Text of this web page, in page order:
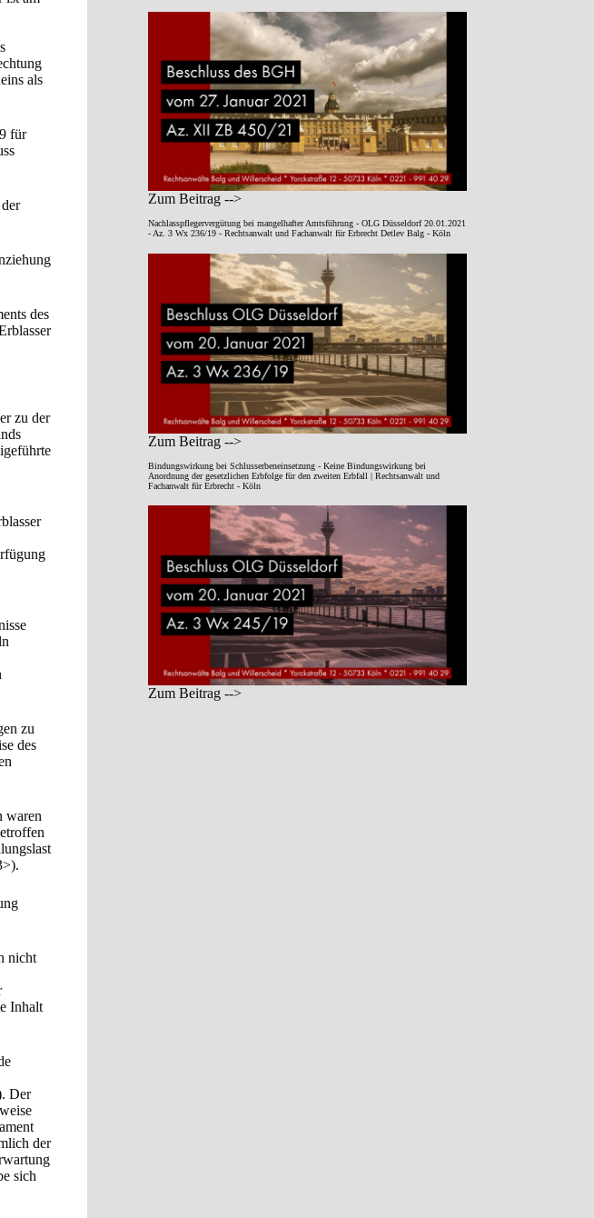
als
für
des
zu der
zu
des
waren
nicht
Inhalt
Der
der
sich
Zum Beitrag -->
Nachlasspflegervergütung bei mangelhafter Amtsführung - OLG Düsseldorf 20.01.2021
- Az. 3 Wx 236/19 - Rechtsanwalt und Fachanwalt für Erbrecht Detlev Balg - Köln
Zum Beitrag -->
Bindungswirkung bei Schlusserbeneinsetzung - Keine Bindungswirkung bei
Anordnung der gesetzlichen Erbfolge für den zweiten Erbfall | Rechtsanwalt und
Fachanwalt für Erbrecht - Köln
Zum Beitrag -->